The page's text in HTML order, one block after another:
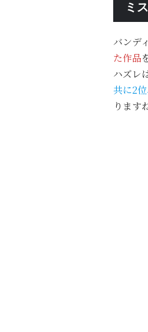
ミ
バンデ
た作品
ハズレ
共に2
ります